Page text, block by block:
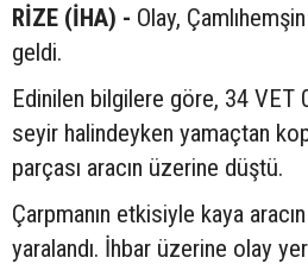
RİZE (İHA) - Olay,
geldi.
Edinilen bilgilere göre, 34 VET
seyir halindeyken yamaçtan
parçası aracın üzerine düştü.
Çarpmanın etkisiyle kaya
yaralandı. İhbar üzerine olay